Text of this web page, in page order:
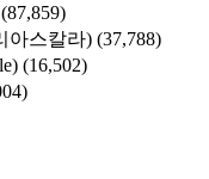
(87,859)
아스칼라) (37,788)
(16,502)